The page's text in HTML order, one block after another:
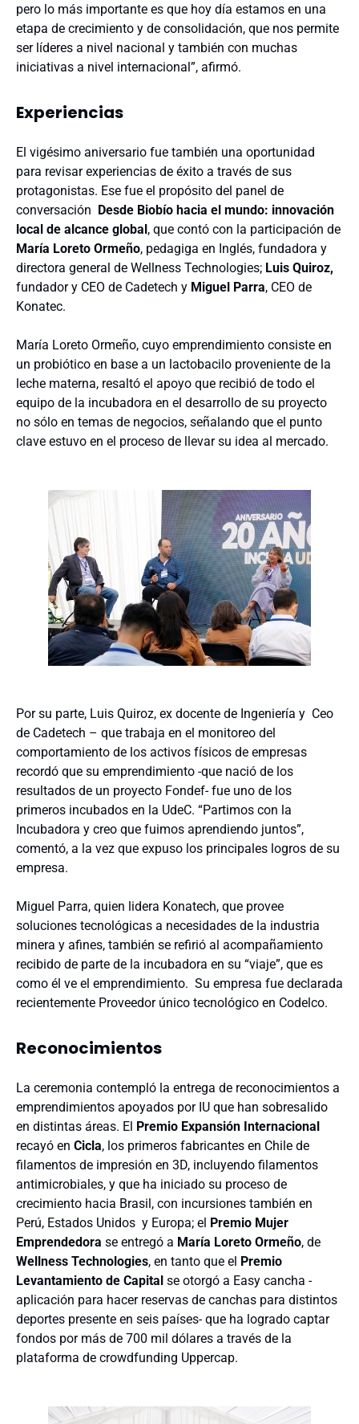
pero lo más importante es que hoy día estamos en una
etapa de crecimiento y de consolidación, que nos permite
ser líderes a nivel nacional y también con muchas
iniciativas a nivel internacional”, afirmó.
Experiencias
El vigésimo aniversario fue también una oportunidad
para revisar experiencias de éxito a través de sus
protagonistas. Ese fue el propósito del panel de
conversación
Desde Biobío hacia el mundo: innovación
local de alcance global , que contó con la participación de
María Loreto Ormeño, pedagiga en Inglés, fundadora y
directora general de Wellness Technologies; Luis Quiroz,
fundador y CEO de Cadetech y Miguel Parra, CEO de
Konatec.
María Loreto Ormeño, cuyo emprendimiento consiste en
un probiótico en base a un lactobacilo proveniente de la
leche materna, resaltó el apoyo que recibió de todo el
equipo de la incubadora en el desarrollo de su proyecto
no sólo en temas de negocios, señalando que el punto
clave estuvo en el proceso de llevar su idea al mercado.
Por su parte, Luis Quiroz, ex docente de Ingeniería y Ceo
de Cadetech – que trabaja en el monitoreo del
comportamiento de los activos físicos de empresas
recordó que su emprendimiento -que nació de los
resultados de un proyecto Fondef- fue uno de los
primeros incubados en la UdeC. “Partimos con la
Incubadora y creo que fuimos aprendiendo juntos”,
comentó, a la vez que expuso los principales logros de su
empresa.
Miguel Parra, quien lidera Konatech, que provee
soluciones tecnológicas a necesidades de la industria
minera y afines, también se refirió al acompañamiento
recibido de parte de la incubadora en su “viaje”, que es
como él ve el emprendimiento. Su empresa fue declarada
recientemente Proveedor único tecnológico en Codelco.
Reconocimientos
La ceremonia contempló la entrega de reconocimientos a
emprendimientos apoyados por IU que han sobresalido
en distintas áreas. El Premio Expansión Internacional
recayó en Cicla, los primeros fabricantes en Chile de
filamentos de impresión en 3D, incluyendo filamentos
antimicrobiales, y que ha iniciado su proceso de
crecimiento hacia Brasil, con incursiones también en
Perú, Estados Unidos y Europa; el Premio Mujer
Emprendedora se entregó a María Loreto Ormeño, de
Wellness Technologies, en tanto que el Premio
Levantamiento de Capital se otorgó a Easy cancha -
aplicación para hacer reservas de canchas para distintos
deportes presente en seis países- que ha logrado captar
fondos por más de 700 mil dólares a través de la
plataforma de crowdfunding Uppercap.